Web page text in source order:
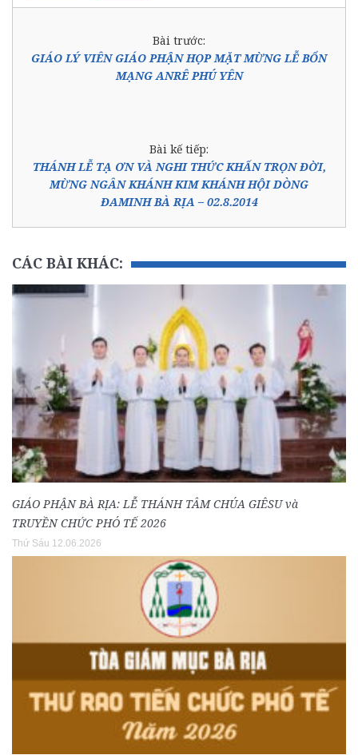
Bài trước:
GIÁO LÝ VIÊN GIÁO PHẬN HỌP MẶT MỪNG LỄ BỔN
MẠNG ANRÊ PHÚ YÊN
Bài kế tiếp:
THÁNH LỄ TẠ ƠN VÀ NGHI THỨC KHẤN TRỌN ĐỜI,
MỪNG NGÂN KHÁNH KIM KHÁNH HỘI DÒNG
ĐAMINH BÀ RỊA – 02.8.2014
CÁC BÀI KHÁC:
GIÁO PHẬN BÀ RỊA: LỄ THÁNH TÂM CHÚA GIÊSU và
TRUYỀN CHỨC PHÓ TẾ 2026
Thứ Sáu 12.06.2026